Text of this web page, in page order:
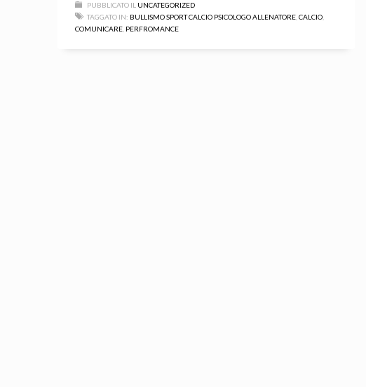
PUBBLICATO IL UNCATEGORIZED
TAGGATO IN: BULLISMO SPORT CALCIO PSICOLOGO ALLENATORE CALCIO
COMUNICARE PERFROMANCE